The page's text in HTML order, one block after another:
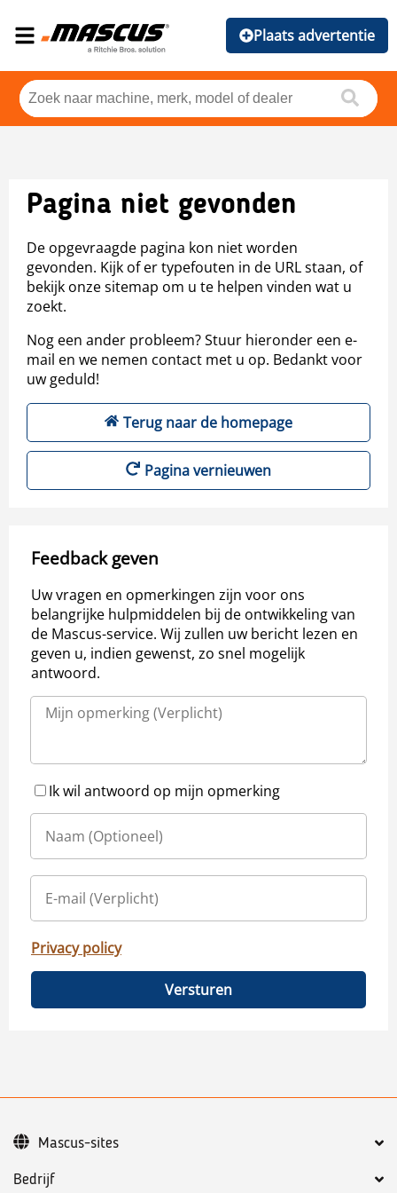
Plaats advertentie
Pagina niet gevonden
De opgevraagde pagina kon niet worden
gevonden. Kijk of er typefouten in de URL staan, of
bekijk onze sitemap om u te helpen vinden wat u
zoekt.
Nog een ander probleem? Stuur hieronder een e-
mail en we nemen contact met u op. Bedankt voor
uw geduld!
Terug naar de homepage
Pagina vernieuwen
Feedback geven
Uw vragen en opmerkingen zijn voor ons
belangrijke hulpmiddelen bij de ontwikkeling van
de Mascus-service. Wij zullen uw bericht lezen en
geven u, indien gewenst, zo snel mogelijk
antwoord.
Ik wil antwoord op mijn opmerking
Privacy policy
Versturen
Bedrijf
Mascus-sites